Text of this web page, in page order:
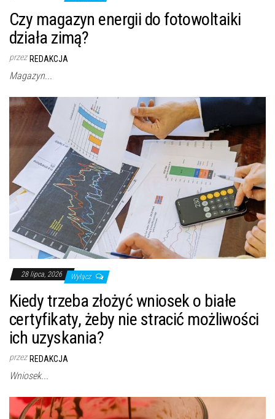
Czy magazyn energii do fotowoltaiki
działa zimą?
przez REDAKCJA
Magazyn...
28 lipca, 2026 Wyłącz
Kiedy trzeba złożyć wniosek o białe
certyfikaty, żeby nie stracić możliwości
ich uzyskania?
przez REDAKCJA
Wniosek...